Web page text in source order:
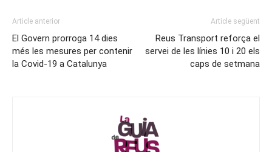
Article anterior
El Govern prorroga 14 dies
més les mesures per contenir
la Covid-19 a Catalunya
Article següent
Reus Transport reforça el
servei de les línies 10 i 20 els
caps de setmana